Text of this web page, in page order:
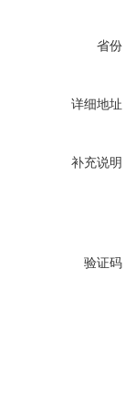
省份
详细地址
补充说明
验证码